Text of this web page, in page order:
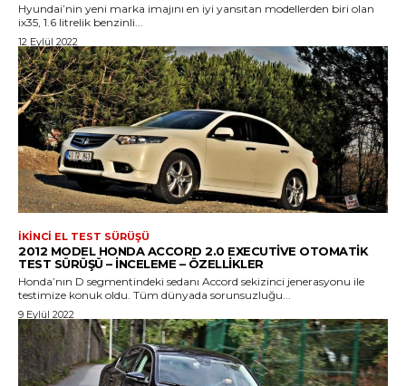
Hyundai’nin yeni marka imajını en iyi yansıtan modellerden biri olan
ix35, 1.6 litrelik benzinli...
12 Eylül 2022
İKINCI EL TEST SÜRÜŞÜ
2012 MODEL HONDA ACCORD 2.0 EXECUTIVE OTOMATIK
TEST SÜRÜŞÜ – İNCELEME – ÖZELLIKLER
Honda’nın D segmentindeki sedanı Accord sekizinci jenerasyonu ile
testimize konuk oldu. Tüm dünyada sorunsuzluğu...
9 Eylül 2022